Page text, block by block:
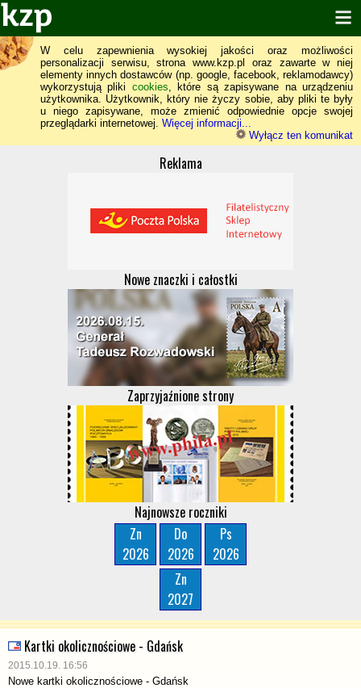
W celu zapewnienia wysokiej jakości oraz możliwości
personalizacji serwisu, strona www.kzp.pl oraz zawarte w niej
elementy innych dostawców (np. google, facebook, reklamodawcy)
wykorzystują pliki cookies, które są zapisywane na urządzeniu
użytkownika. Użytkownik, który nie życzy sobie, aby pliki te były
u niego zapisywane, może zmienić odpowiednie opcje swojej
przeglądarki internetowej. Więcej informacji...
Wyłącz ten komunikat
Reklama
Nowe znaczki i całostki
Zaprzyjaźnione strony
Najnowsze roczniki
Zn
2026
Do
2026
Ps
2026
Zn
2027
Kartki okolicznościowe - Gdańsk
2015.10.19. 16:56
Nowe kartki okolicznościowe - Gdańsk